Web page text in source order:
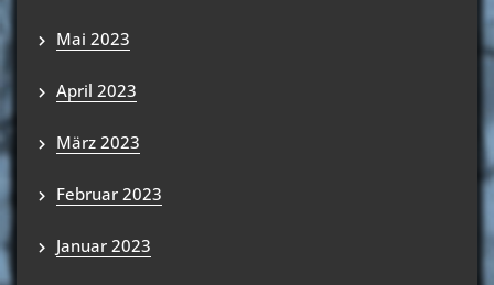
Mai 2023
April 2023
März 2023
Februar 2023
Januar 2023